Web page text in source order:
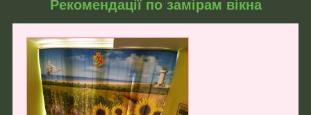
Рекомендації по замірам вікна